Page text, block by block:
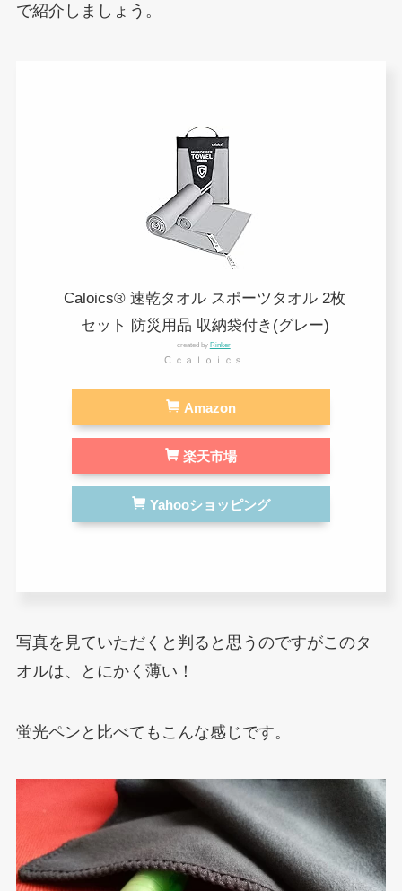
で紹介しましょう。
Caloics® 速乾タオル スポーツタオル 2枚
セット 防災用品 収納袋付き(グレー)
created by Rinker
C ｃａｌｏｉｃｓ
Amazon
楽天市場
Yahooショッピング
写真を見ていただくと判ると思うのですがこのタ
オルは、とにかく薄い！
蛍光ペンと比べてもこんな感じです。